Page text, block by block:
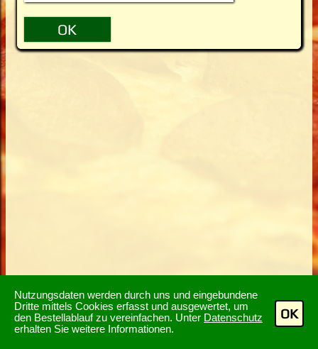
Nutzungsdaten werden durch uns und eingebundene
Dritte mittels Cookies erfasst und ausgewertet, um
den Bestellablauf zu vereinfachen. Unter Datenschutz
erhalten Sie weitere Informationen.
OK